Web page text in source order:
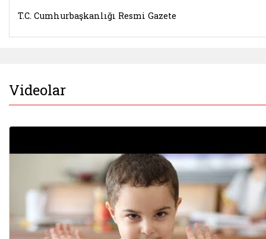
T.C. Cumhurbaşkanlığı Resmi Gazete
Videolar